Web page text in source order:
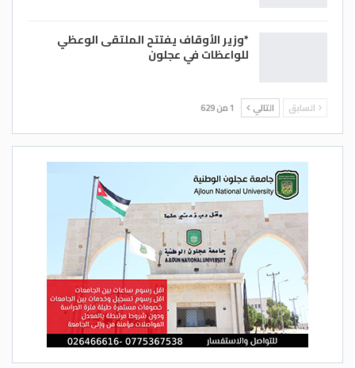
*وزير الأوقاف يفتتح الملتقى الوعظي
للواعظات في عجلون
السابق التالي 1 من 629